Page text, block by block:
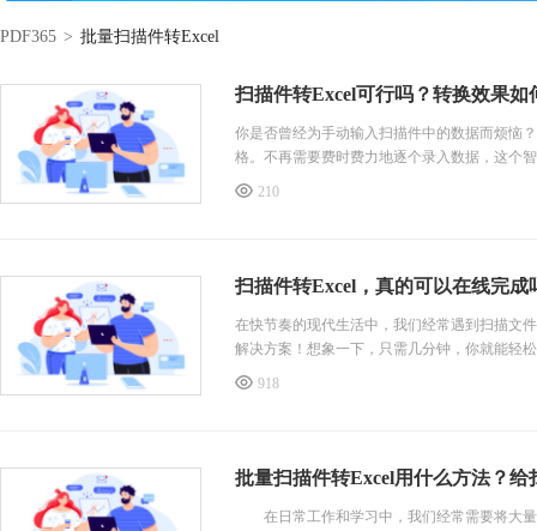
PDF365 > 批量扫描件转Excel
扫描件转Excel可行吗？转换效果
你是否曾经为手动输入扫描件中的数据而烦恼
格。不再需要费时费力地逐个录入数据，这个
210
在快节奏的现代生活中，我们经常遇到扫描文
解决方案！想象一下，只需几分钟，你就能轻
918
批量扫描件转Excel用什么方法？
在日常工作和学习中，我们经常需要将大量